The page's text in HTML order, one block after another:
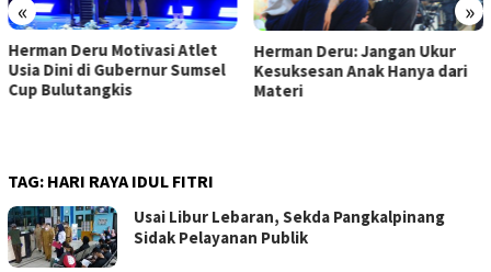
« »
Herman Deru Motivasi Atlet
Usia Dini di Gubernur Sumsel
Cup Bulutangkis
Herman Deru: Jangan Ukur
Kesuksesan Anak Hanya dari
Materi
TAG: HARI RAYA IDUL FITRI
Usai Libur Lebaran, Sekda Pangkalpinang
Sidak Pelayanan Publik